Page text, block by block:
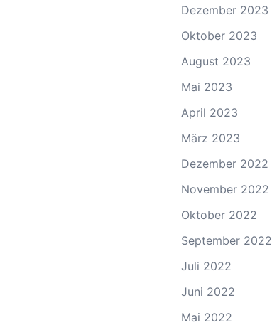
Dezember 2023
Oktober 2023
August 2023
Mai 2023
April 2023
März 2023
Dezember 2022
November 2022
Oktober 2022
September 2022
Juli 2022
Juni 2022
Mai 2022